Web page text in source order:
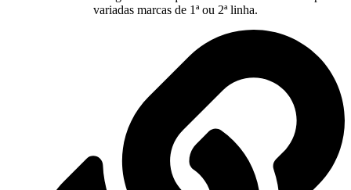
variadas marcas de 1ª ou 2ª linha.